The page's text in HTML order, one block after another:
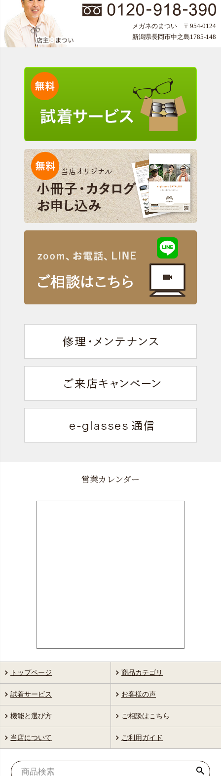
メガネのまつい 〒954-0124
新潟県長岡市中之島1785-148
営業カレンダー
トップページ 商品カテゴリ
試着サービス お客様の声
機能と選び方 ご相談はこちら
当店について ご利用ガイド